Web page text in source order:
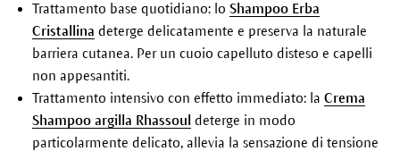
Trattamento base quotidiano: lo Shampoo Erba
Cristallina deterge delicatamente e preserva la naturale
barriera cutanea. Per un cuoio capelluto disteso e capelli
non appesantiti.
Trattamento intensivo con effetto immediato: la Crema
Shampoo argilla Rhassoul deterge in modo
particolarmente delicato, allevia la sensazione di tensione